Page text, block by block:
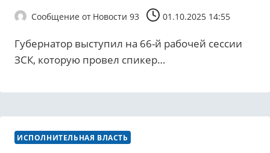
Сообщение от Новости 93 01.10.2025 14:55
Губернатор выступил на 66-й рабочей сессии
ЗСК, которую провел спикер…
ИСПОЛНИТЕЛЬНАЯ ВЛАСТЬ